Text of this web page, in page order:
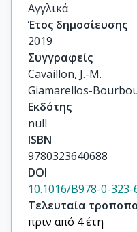
Αγγλικά
Έτος δημοσίευσης
2019
Συγγραφείς
Cavaillon, J.-M.
Giamarellos-
Εκδότης
null
ISBN
9780323640688
DOI
10.1016/B978-0-
Τελευταία
πριν από 4 έτη